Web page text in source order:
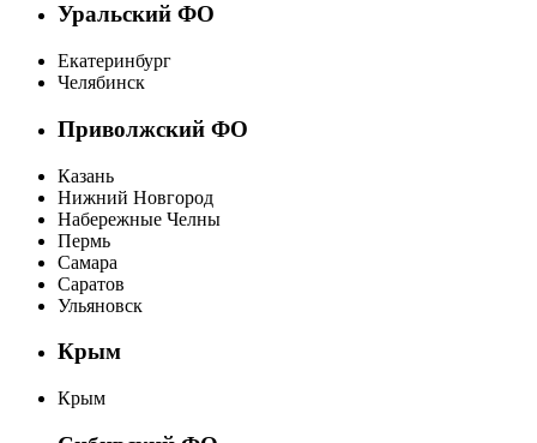
Уральский ФО
Екатеринбург
Челябинск
Приволжский ФО
Казань
Нижний Новгород
Набережные Челны
Пермь
Самара
Саратов
Ульяновск
Крым
Крым